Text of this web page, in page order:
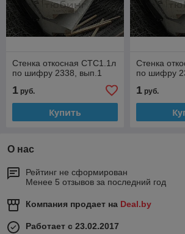
Стенка откосная СТС1.1л
по шифру 2338, вып.1
1 руб.
Купить
Стенка
по шифру
1руб.
О нас
Рейтинг не сформирован
Менее 5 отзывов за последний год
Компания продает на Deal.by
Работает с 23.02.2017